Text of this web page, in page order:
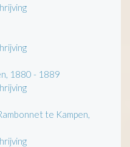
1880 - 1889
te Kampen,